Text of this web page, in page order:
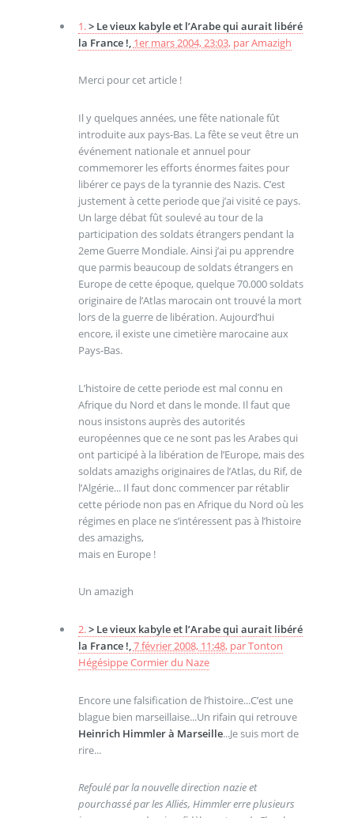
1.> Le vieux kabyle et l’Arabe qui aurait libéré
la France !, 1er mars 2004, 23:03, parAmazigh
Merci pour cet article !
Il y quelques années, une fête nationale fût
introduite aux pays-Bas. La fête se veut être un
événement nationale et annuel pour
commemorer les efforts énormes faites pour
libérer ce pays de la tyrannie des Nazis. C’est
justement à cette periode que j’ai visité ce pays.
Un large débat fût soulevé au tour de la
participation des soldats étrangers pendant la
2eme Guerre Mondiale. Ainsi j’ai pu apprendre
que parmis beaucoup de soldats étrangers en
Europe de cette époque, quelque 70.000 soldats
originaire de l’Atlas marocain ont trouvé la mort
lors de la guerre de libération. Aujourd’hui
encore, il existe une cimetière marocaine aux
Pays-Bas.
L’histoire de cette periode est mal connu en
Afrique du Nord et dans le monde. Il faut que
nous insistons auprès des autorités
européennes que ce ne sont pas les Arabes qui
ont participé à la libération de l’Europe, mais des
soldats amazighs originaires de l’Atlas, du Rif, de
l’Algérie... Il faut donc commencer par rétablir
cette période non pas en Afrique du Nord où les
régimes en place ne s’intéressent pas à l’histoire
des amazighs,
mais en Europe !
Un amazigh
2.> Le vieux kabyle et l’Arabe qui aurait libéré
la France !,7 février 2008, 11:48, parTonton
Hégésippe Cormier du Naze
Encore une falsification de l’histoire...C’est une
blague bien marseillaise...Un rifain qui retrouve
Heinrich Himmler à Marseille...Je suis mort de
rire...
Refoulé par la nouvelle direction nazie et
pourchassé par les Alliés, Himmler erre plusieurs